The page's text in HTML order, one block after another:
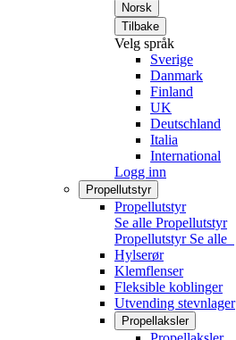
Norsk
Tilbake
Velg språk
Sverige
Danmark
Finland
UK
Deutschland
Italia
International
Logg inn
Propellutstyr
Propellutstyr
Se alle Propellutstyr
Propellutstyr Se alle
Hylserør
Klemflenser
Fleksible koblinger
Utvending stevnlager
Propellaksler